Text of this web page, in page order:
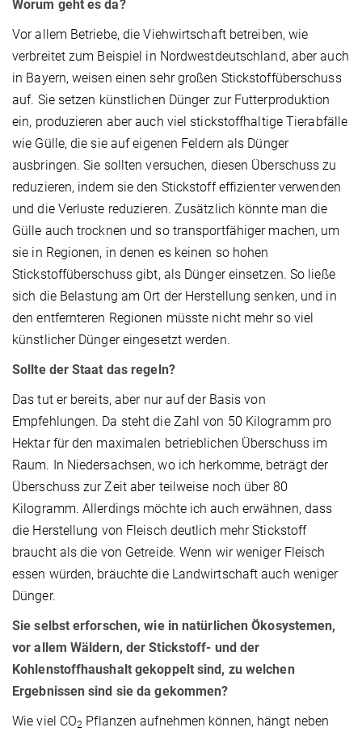
Worum geht es da?
Vor allem Betriebe, die Viehwirtschaft betreiben, wie
verbreitet zum Beispiel in Nordwestdeutschland, aber auch
in Bayern, weisen einen sehr großen Stickstoffüberschuss
auf. Sie setzen künstlichen Dünger zur Futterproduktion
ein, produzieren aber auch viel stickstoffhaltige Tierabfälle
wie Gülle, die sie auf eigenen Feldern als Dünger
ausbringen. Sie sollten versuchen, diesen Überschuss zu
reduzieren, indem sie den Stickstoff effizienter verwenden
und die Verluste reduzieren. Zusätzlich könnte man die
Gülle auch trocknen und so transportfähiger machen, um
sie in Regionen, in denen es keinen so hohen
Stickstoffüberschuss gibt, als Dünger einsetzen. So ließe
sich die Belastung am Ort der Herstellung senken, und in
den entfernteren Regionen müsste nicht mehr so viel
künstlicher Dünger eingesetzt werden.
Sollte der Staat das regeln?
Das tut er bereits, aber nur auf der Basis von
Empfehlungen. Da steht die Zahl von 50 Kilogramm pro
Hektar für den maximalen betrieblichen Überschuss im
Raum. In Niedersachsen, wo ich herkomme, beträgt der
Überschuss zur Zeit aber teilweise noch über 80
Kilogramm. Allerdings möchte ich auch erwähnen, dass
die Herstellung von Fleisch deutlich mehr Stickstoff
braucht als die von Getreide. Wenn wir weniger Fleisch
essen würden, bräuchte die Landwirtschaft auch weniger
Dünger.
Sie selbst erforschen, wie in natürlichen Ökosystemen,
vor allem Wäldern, der Stickstoff- und der
Kohlenstoffhaushalt gekoppelt sind, zu welchen
Ergebnissen sind sie da gekommen?
Wie viel CO2 Pflanzen aufnehmen können, hängt neben